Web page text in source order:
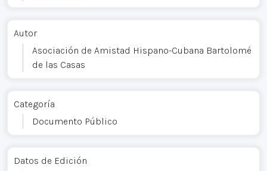
Autor
Asociación de Amistad Hispano-Cubana Bartolomé
de las Casas
Categoría
Documento Público
Datos de Edición